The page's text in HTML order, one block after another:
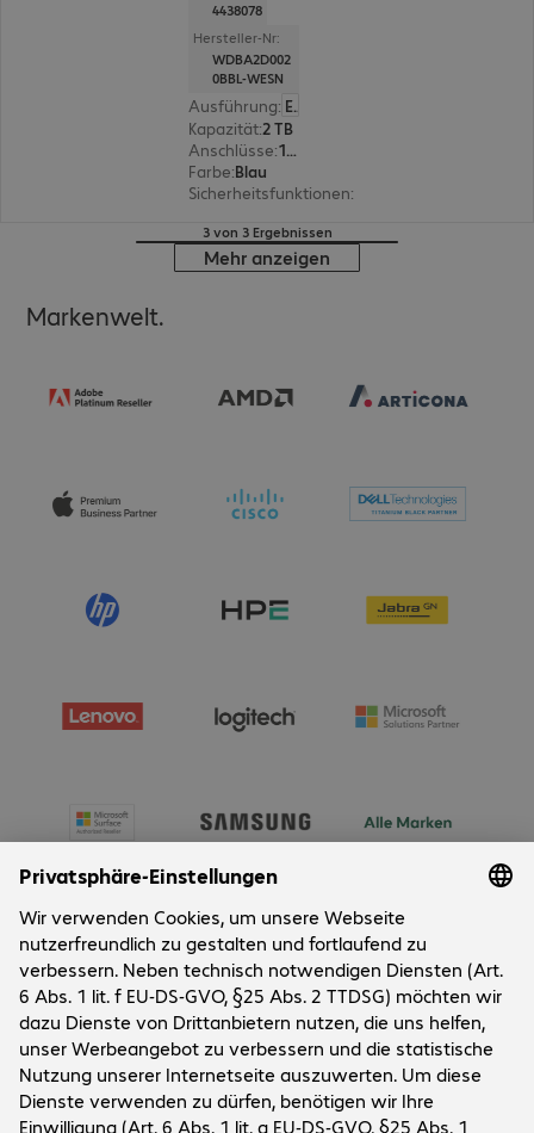
4438078
Hersteller-Nr:
WDBA2D002
0BBL-WESN
Ausführung:
Europäisch
Kapazität:2 TB
Anschlüsse: 1 x USB 3.2 Typ C
Farbe:Blau
Sicherheitsfunktionen:
3 von 3 Ergebnissen
Mehr anzeigen
Markenwelt.
Über Bechtle